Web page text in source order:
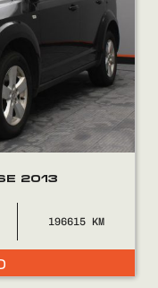
2013
196615